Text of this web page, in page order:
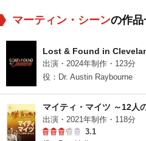
マーティン・シーンの作品
Lost & Found in
出演・2024年制作・123分
役：Dr. Austin Raybourne
マイティ・マイツ ～12人
出演・2021年制作・118分
3.1